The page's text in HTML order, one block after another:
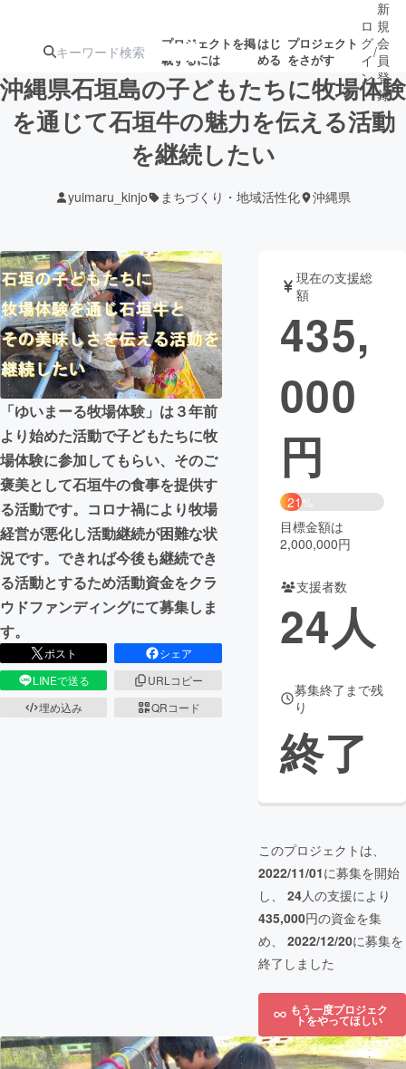
プロジェクトを掲
載するには
はじ
める
プロジェクト
をさがす
注目の新着プロ
ジェクト
募集終了が近いプ
テクノロジー・ガジェット
映像・映画 書籍・雑誌
ビジネス・起業 チャレンジ
まちづくり・地域活性化
CAMPFIRE for Social Good
CAMPFIRE Creation
CAMPFIREふるさと納税machi-ya コミュニティ
ロ
グ
イ
ン
/
新
規
会
員
登
録
沖縄県石垣島の子どもたちに牧場体験
を通じて石垣牛の魅力を伝える活動
を継続したい
yuimaru_kinjo まちづくり・地域活性化 沖縄県
「ゆいまーる牧場体験」は３年前
より始めた活動で子どもたちに牧
場体験に参加してもらい、そのご
褒美として石垣牛の食事を提供す
る活動です。コロナ禍により牧場
経営が悪化し活動継続が困難な状
況です。できれば今後も継続でき
る活動とするため活動資金をクラ
ウドファンディングにて募集しま
す。
ポスト
シェア
LINEで送る
URLコピー
埋め込み
QRコード
現在の支援総
額
435,
000
円
21%
目標金額は
2,000,000円
支援者数
24人
募集終了まで残
り
終了
このプロジェクトは、
2022/11/01に募集を開始
し、 24人の支援により
435,000円の資金を集
め、 2022/12/20に募集を
終了しました
もう一度プロジェク
トをやってほしい